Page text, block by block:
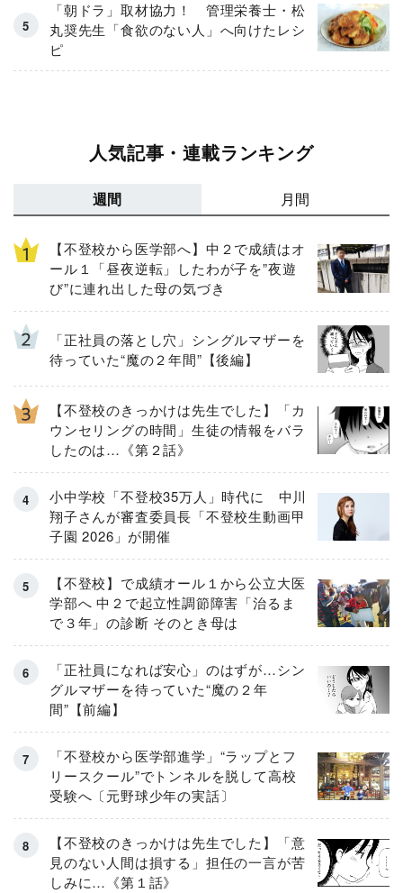
「朝ドラ」取材協力！ 管理栄養士・松
丸奨先生「食欲のない人」へ向けたレシ
ピ
人気記事・連載ランキング
週間 月間
【不登校から医学部へ】中２で成績はオ
ール１「昼夜逆転」したわが子を”夜遊
び”に連れ出した母の気づき
「正社員の落とし穴」シングルマザーを
待っていた“魔の２年間”【後編】
【不登校のきっかけは先生でした】「カ
ウンセリングの時間」生徒の情報をバラ
したのは…《第２話》
小中学校「不登校35万人」時代に 中川
翔子さんが審査委員長「不登校生動画甲
子園 2026」が開催
【不登校】で成績オール１から公立大医
学部へ 中２で起立性調節障害「治るま
で３年」の診断 そのとき母は
「正社員になれば安心」のはずが…シン
グルマザーを待っていた“魔の２年
間”【前編】
「不登校から医学部進学」“ラップとフ
リースクール”でトンネルを脱して高校
受験へ〔元野球少年の実話〕
【不登校のきっかけは先生でした】「意
見のない人間は損する」担任の一言が苦
しみに…《第１話》